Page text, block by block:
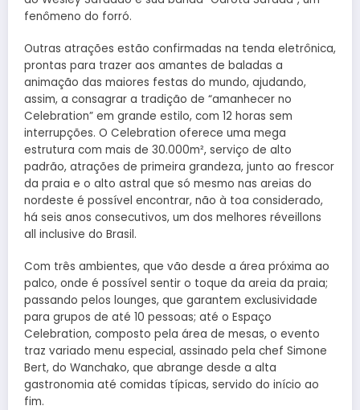
fenômeno do forró.
Outras atrações estão confirmadas na tenda eletrônica,
prontas para trazer aos amantes de baladas a
animação das maiores festas do mundo, ajudando,
assim, a consagrar a tradição de “amanhecer no
Celebration” em grande estilo, com 12 horas sem
interrupções. O Celebration oferece uma mega
estrutura com mais de 30.000m², serviço de alto
padrão, atrações de primeira grandeza, junto ao frescor
da praia e o alto astral que só mesmo nas areias do
nordeste é possível encontrar, não à toa considerado,
há seis anos consecutivos, um dos melhores réveillons
all inclusive do Brasil.
Com três ambientes, que vão desde a área próxima ao
palco, onde é possível sentir o toque da areia da praia;
passando pelos lounges, que garantem exclusividade
para grupos de até 10 pessoas; até o Espaço
Celebration, composto pela área de mesas, o evento
traz variado menu especial, assinado pela chef Simone
Bert, do Wanchako, que abrange desde a alta
gastronomia até comidas típicas, servido do início ao
fim.